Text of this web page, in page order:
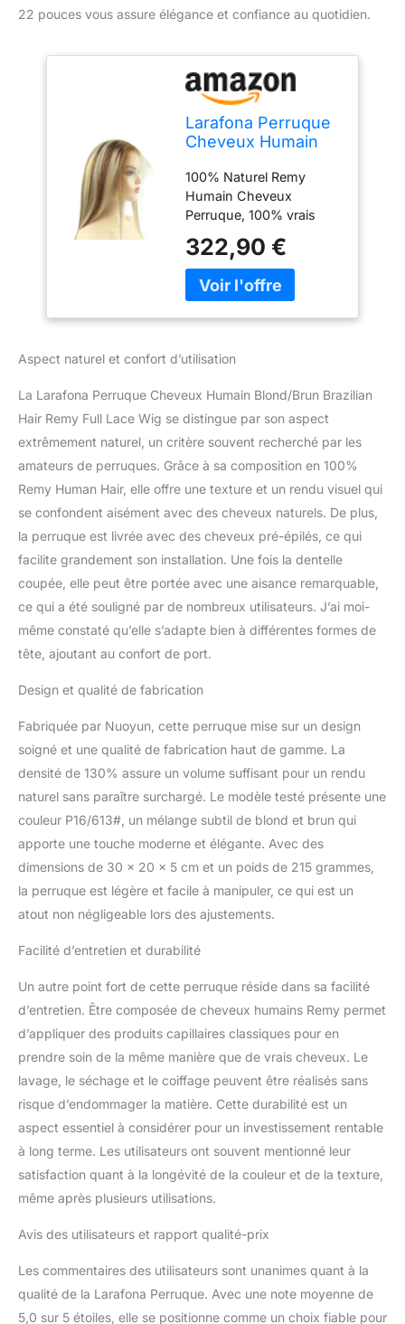
22 pouces vous assure élégance et confiance au quotidien.
Larafona Perruque
Cheveux Humain
Hair Remy Full Lace
Wig Naturel
Cheveux avec Baby
Hair 130% Density
22inch/55cm
100% Naturel Remy
Humain Cheveux
Perruque, 100% vrais
cheveux vierges remy,
doux et lisses, non
enchevêtrés. Peut être
Densité : 130%. Les
colorés, comme le
montre la photo.
Différent des cheveux
synthétiques, les
propre éclat. Full lace
wig. La lace transparente
peut bien s’adapter à
toutes les peaux,
respirante. La racine
naturelle des cheveux
donne un aspect
cap: taille moyenne,
de 22,5 pouces,
convient à la plupart des
têtes. Avec trois peignes
et deux sangles à
l’arrière, la taille du
bonnet de perruque peut
être plus petite. Lace wig
est un bon choix pour la
perte de cheveux, vous
donnant une nouvelle
couleur de cheveux et un
seconde, sans nuire à
322,90 €
Aspect naturel et confort d’utilisation
La Larafona Perruque Cheveux Humain Blond/Brun Brazilian
Hair Remy Full Lace Wig se distingue par son aspect
extrêmement naturel, un critère souvent recherché par les
amateurs de perruques. Grâce à sa composition en 100%
Remy Human Hair, elle offre une texture et un rendu visuel qui
se confondent aisément avec des cheveux naturels. De plus,
la perruque est livrée avec des cheveux pré-épilés, ce qui
facilite grandement son installation. Une fois la dentelle
coupée, elle peut être portée avec une aisance remarquable,
ce qui a été souligné par de nombreux utilisateurs. J’ai moi-
même constaté qu’elle s’adapte bien à différentes formes de
tête, ajoutant au confort de port.
Design et qualité de fabrication
Fabriquée par Nuoyun, cette perruque mise sur un design
soigné et une qualité de fabrication haut de gamme. La
densité de 130% assure un volume suffisant pour un rendu
naturel sans paraître surchargé. Le modèle testé présente une
couleur P16/613#, un mélange subtil de blond et brun qui
apporte une touche moderne et élégante. Avec des
dimensions de 30 x 20 x 5 cm et un poids de 215 grammes,
la perruque est légère et facile à manipuler, ce qui est un
atout non négligeable lors des ajustements.
Facilité d’entretien et durabilité
Un autre point fort de cette perruque réside dans sa facilité
d’entretien. Être composée de cheveux humains Remy permet
d’appliquer des produits capillaires classiques pour en
prendre soin de la même manière que de vrais cheveux. Le
lavage, le séchage et le coiffage peuvent être réalisés sans
risque d’endommager la matière. Cette durabilité est un
aspect essentiel à considérer pour un investissement rentable
à long terme. Les utilisateurs ont souvent mentionné leur
satisfaction quant à la longévité de la couleur et de la texture,
même après plusieurs utilisations.
Avis des utilisateurs et rapport qualité-prix
Les commentaires des utilisateurs sont unanimes quant à la
qualité de la Larafona Perruque. Avec une note moyenne de
5,0 sur 5 étoiles, elle se positionne comme un choix fiable pour